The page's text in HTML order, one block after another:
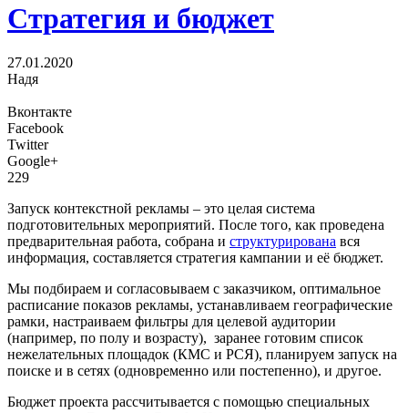
Стратегия и бюджет
27.01.2020
Надя
Вконтакте
Facebook
Twitter
Google+
229
Запуск контекстной рекламы – это целая система
подготовительных мероприятий. После того, как проведена
предварительная работа, собрана и структурирована вся
информация, составляется стратегия кампании и её бюджет.
Мы подбираем и согласовываем с заказчиком, оптимальное
расписание показов рекламы, устанавливаем географические
рамки, настраиваем фильтры для целевой аудитории
(например, по полу и возрасту), заранее готовим список
нежелательных площадок (КМС и РСЯ), планируем запуск на
поиске и в сетях (одновременно или постепенно), и другое.
Бюджет проекта рассчитывается с помощью специальных